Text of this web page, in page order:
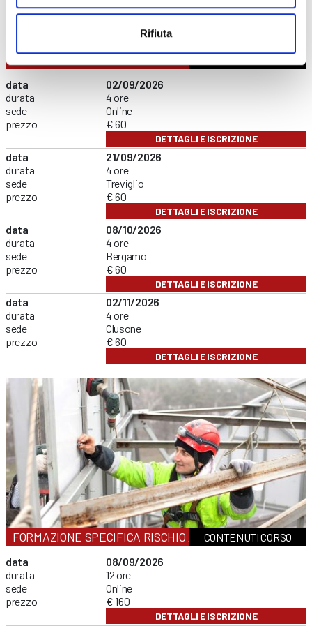
Rifiuta
FORMAZIONE GENERALE
data
durata
sede
prezzo
02/09/2026
4 ore
Online
€ 60
DETTAGLI E ISCRIZIONE
data
durata
sede
prezzo
21/09/2026
4 ore
Treviglio
€ 60
DETTAGLI E ISCRIZIONE
data
durata
sede
prezzo
08/10/2026
4 ore
Bergamo
€ 60
DETTAGLI E ISCRIZIONE
data
durata
sede
prezzo
02/11/2026
4 ore
Clusone
€ 60
DETTAGLI E ISCRIZIONE
FORMAZIONE SPECIFICA RISCHIO ALTOCONTENUTI CORSO
data
durata
sede
prezzo
08/09/2026
12 ore
Online
€ 160
DETTAGLI E ISCRIZIONE